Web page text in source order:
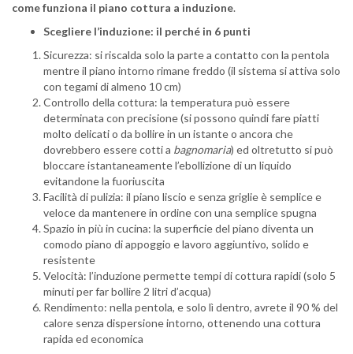
come funziona il piano cottura a induzione.
Scegliere l’induzione: il perché in 6 punti
Sicurezza: si riscalda solo la parte a contatto con la pentola
mentre il piano intorno rimane freddo (il sistema si attiva solo
con tegami di almeno 10 cm)
Controllo della cottura: la temperatura può essere
determinata con precisione (si possono quindi fare piatti
molto delicati o da bollire in un istante o ancora che
dovrebbero essere cotti a bagnomaria) ed oltretutto si può
bloccare istantaneamente l’ebollizione di un liquido
evitandone la fuoriuscita
Facilità di pulizia: il piano liscio e senza griglie è semplice e
veloce da mantenere in ordine con una semplice spugna
Spazio in più in cucina: la superficie del piano diventa un
comodo piano di appoggio e lavoro aggiuntivo, solido e
resistente
Velocità: l’induzione permette tempi di cottura rapidi (solo 5
minuti per far bollire 2 litri d’acqua)
Rendimento: nella pentola, e solo lì dentro, avrete il 90 % del
calore senza dispersione intorno, ottenendo una cottura
rapida ed economica